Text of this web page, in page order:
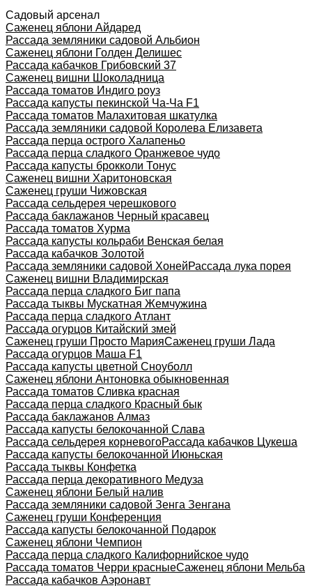
Садовый арсенал
Саженец яблони Айдаред
Рассада земляники садовой Альбион
Саженец яблони Голден Делишес
Рассада кабачков Грибовский 37
Саженец вишни Шоколадница
Рассада томатов Индиго роуз
Рассада капусты пекинской Ча-Ча F1
Рассада томатов Малахитовая шкатулка
Рассада земляники садовой Королева Елизавета
Рассада перца острого Халапеньо
Рассада перца сладкого Оранжевое чудо
Рассада капусты брокколи Тонус
Саженец вишни Харитоновская
Саженец груши Чижовская
Рассада сельдерея черешкового
Рассада баклажанов Черный красавец
Рассада томатов Хурма
Рассада капусты кольраби Венская белая
Рассада кабачков Золотой
Рассада земляники садовой ХонейРассада лука порея
Саженец вишни Владимирская
Рассада перца сладкого Биг папа
Рассада тыквы Мускатная Жемчужина
Рассада перца сладкого Атлант
Рассада огурцов Китайский змей
Саженец груши Просто МарияСаженец груши Лада
Рассада огурцов Маша F1
Рассада капусты цветной Сноуболл
Саженец яблони Антоновка обыкновенная
Рассада томатов Сливка красная
Рассада перца сладкого Красный бык
Рассада баклажанов Алмаз
Рассада капусты белокочанной Слава
Рассада сельдерея корневогоРассада кабачков Цукеша
Рассада капусты белокочанной Июньская
Рассада тыквы Конфетка
Рассада перца декоративного Медуза
Саженец яблони Белый налив
Рассада земляники садовой Зенга Зенгана
Саженец груши Конференция
Рассада капусты белокочанной Подарок
Саженец яблони Чемпион
Рассада перца сладкого Калифорнийское чудо
Рассада томатов Черри красныеСаженец яблони Мельба
Рассада кабачков Аэронавт